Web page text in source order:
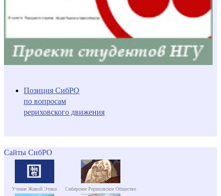
Позиция СибРО
по вопросам
рериховского движения
Сайты СибРО
Учение Живой Этики Сибирское Рериховское Общество